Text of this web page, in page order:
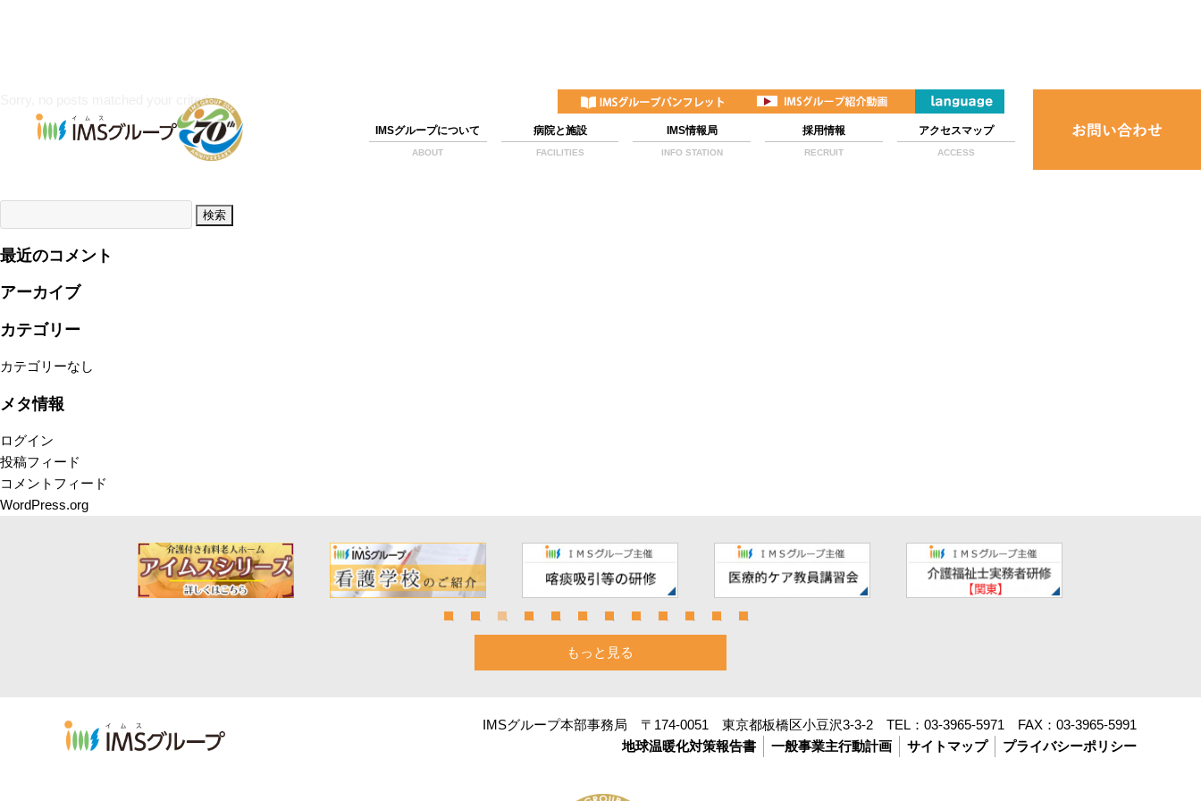
IMSグループについて
ABOUT
病院と施設
FACILITIES
IMS情報局
INFO STATION
採用情報
RECRUIT
アクセスマップ
ACCESS
Sorry, no posts matched your criteria.
索:
最近のコメント
アーカイブ
カテゴリー
カテゴリーなし
メタ情報
ログイン
投稿フィード
コメントフィード
WordPress.org
もっと見る
IMSグループ本部事務局 〒174-0051 東京都板橋区小豆沢3-3-2 TEL： 03-3965-5971 FAX： 03-3965-5991
地球温暖化対策報告書
一般事業主行動計画 サイトマップ プライバシーポリシー